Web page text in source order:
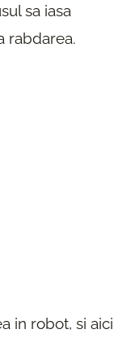
sa iasa
rabdarea.
in robot, si aici